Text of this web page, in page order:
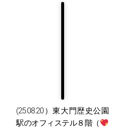
(25.08.20）東大門歴史公園
駅のオフィステル８階（